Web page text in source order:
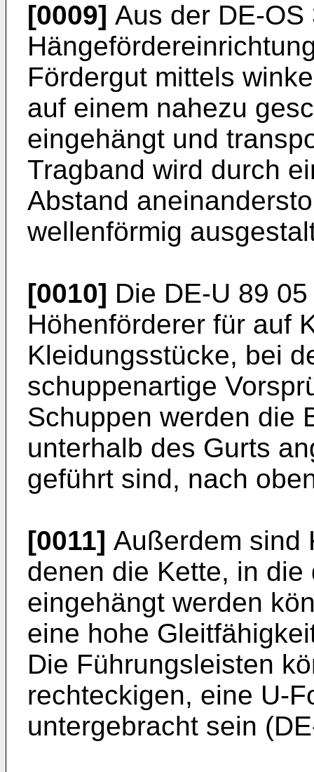
[0009] Aus der DE-
Fördergut mittels
auf einem nahezu
eingehängt und
Tragband wird durch
Abstand
wellenförmig
[0010] Die DE-U 89
Höhenförderer für auf
Kleidungsstücke, bei
schuppenartige
Schuppen werden die
unterhalb des Gurts
geführt sind, nach
[0011] Außerdem sind
denen die Kette, in
eingehängt werden
eine hohe
Die Führungsleisten
rechteckigen, eine U-
untergebracht sein